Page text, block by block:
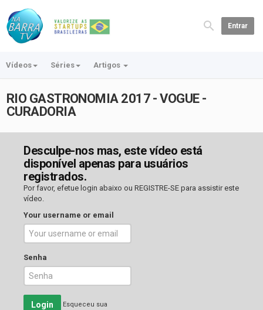
Entrar
Vídeos Séries Artigos
RIO GASTRONOMIA 2017 - VOGUE -
CURADORIA
Desculpe-nos mas, este vídeo está
disponível apenas para usuários
registrados.
Por favor, efetue login abaixo ou REGISTRE-SE para assistir este
vídeo.
Your username or email
Senha
Login Esqueceu sua